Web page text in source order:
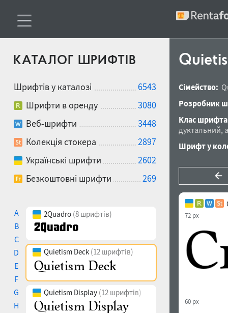
КАТАЛОГ ШРИФТІВ
Шрифтів у каталозі
6543
Шрифти в оренду
3080
Веб-шрифти
3448
Колекція стокера
2897
Українські шрифти
2602
Безкоштовні шрифти
269
A
B
C
D
E
F
G
H
2Quadro (8 шрифтів)
Quietism Deck (12 шрифтів)
Quietism Display (12 шрифтів)
Сімейство:
Розробник
Клас
дуктальний,
Шрифт у
72 px
60 px